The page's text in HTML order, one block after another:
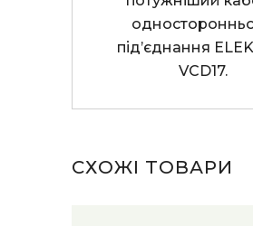
під’єднання
VCD17.
СХОЖІ ТОВАРИ